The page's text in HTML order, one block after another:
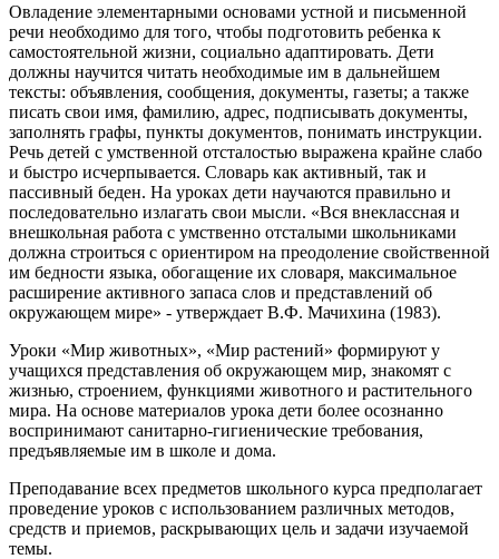
Овладение элементарными основами устной и письменной
речи необходимо для того, чтобы подготовить ребенка к
самостоятельной жизни, социально адаптировать. Дети
должны научится читать необходимые им в дальнейшем
тексты: объявления, сообщения, документы, газеты; а также
писать свои имя, фамилию, адрес, подписывать документы,
заполнять графы, пункты документов, понимать инструкции.
Речь детей с умственной отсталостью выражена крайне слабо
и быстро исчерпывается. Словарь как активный, так и
пассивный беден. На уроках дети научаются правильно и
последовательно излагать свои мысли. «Вся внеклассная и
внешкольная работа с умственно отсталыми школьниками
должна строиться с ориентиром на преодоление свойственной
им бедности языка, обогащение их словаря, максимальное
расширение активного запаса слов и представлений об
окружающем мире» - утверждает В.Ф. Мачихина (1983).
Уроки «Мир животных», «Мир растений» формируют у
учащихся представления об окружающем мир, знакомят с
жизнью, строением, функциями животного и растительного
мира. На основе материалов урока дети более осознанно
воспринимают санитарно-гигиенические требования,
предъявляемые им в школе и дома.
Преподавание всех предметов школьного курса предполагает
проведение уроков с использованием различных методов,
средств и приемов, раскрывающих цель и задачи изучаемой
темы.